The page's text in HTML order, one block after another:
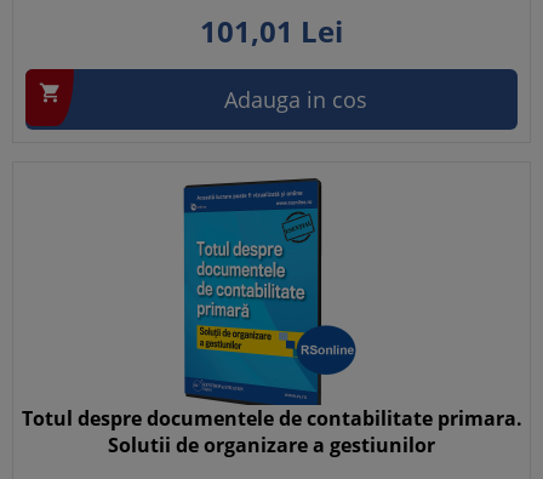
101,01 Lei
 Adauga in cos
Totul despre documentele de contabilitate primara.
Solutii de organizare a gestiunilor